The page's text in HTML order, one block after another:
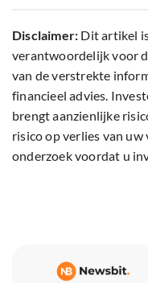
Disclaimer: Dit artikel
verantwoordelijk voor
van de verstrekte
financieel advies.
brengt aanzienlijke
risico op verlies van
onderzoek voordat u